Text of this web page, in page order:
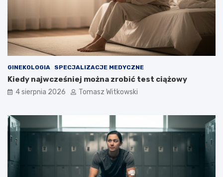
GINEKOLOGIA SPECJALIZACJE MEDYCZNE
Kiedy najwcześniej można zrobić test ciążowy
4 sierpnia 2026 Tomasz Witkowski